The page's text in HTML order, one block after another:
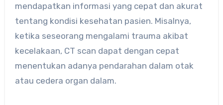
mendapatkan informasi yang cepat dan akurat
tentang kondisi kesehatan pasien. Misalnya,
ketika seseorang mengalami trauma akibat
kecelakaan, CT scan dapat dengan cepat
menentukan adanya pendarahan dalam otak
atau cedera organ dalam.